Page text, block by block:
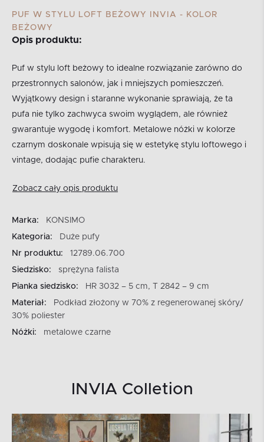
PUF W STYLU LOFT BEŻOWY INVIA - KOLOR
BEŻOWY
Opis produktu:
Puf w stylu loft beżowy to idealne rozwiązanie zarówno do
przestronnych salonów, jak i mniejszych pomieszczeń.
Wyjątkowy design i staranne wykonanie sprawiają, że ta
pufa nie tylko zachwyca swoim wyglądem, ale również
gwarantuje wygodę i komfort. Metalowe nóżki w kolorze
czarnym doskonale wpisują się w estetykę stylu loftowego i
vintage, dodając pufie charakteru.
Zobacz cały opis produktu
Marka:
KONSIMO
Kategoria:
Duże pufy
Nr produktu:
12789.06.700
Siedzisko:
sprężyna falista
Pianka siedzisko:
HR 3032 – 5 cm, T 2842 – 9 cm
Materiał:
Podkład złożony w 70% z regenerowanej skóry/
30% poliester
Nóżki:
metalowe czarne
INVIA Colletion